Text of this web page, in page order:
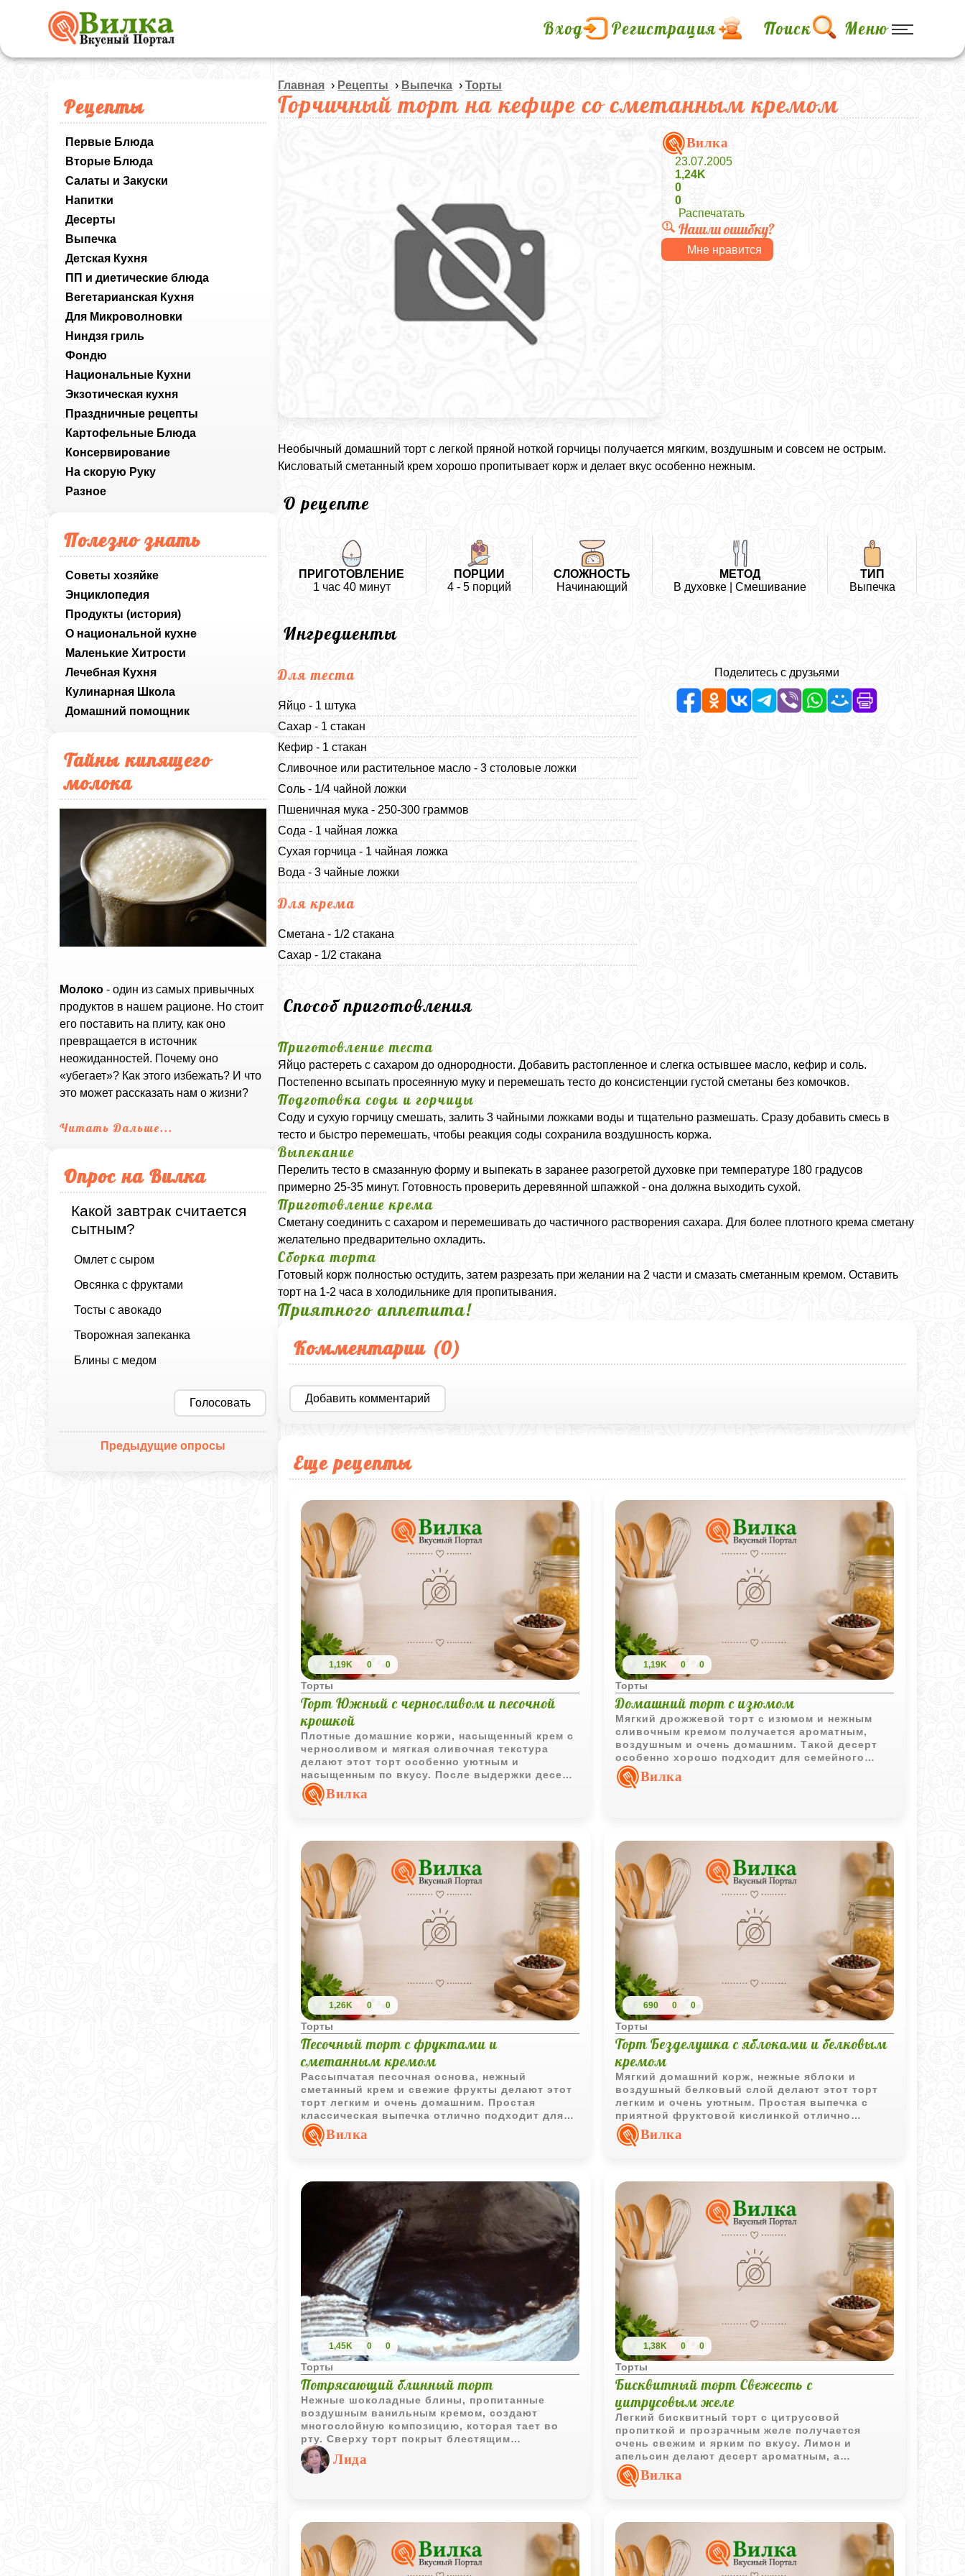
Вход Регистрация Поиск Меню
Рецепты
Первые Блюда
Вторые Блюда
Салаты и Закуски
Напитки
Десерты
Выпечка
Детская Кухня
ПП и диетические блюда
Вегетарианская Кухня
Для Микроволновки
Ниндзя гриль
Фондю
Национальные Кухни
Экзотическая кухня
Праздничные рецепты
Картофельные Блюда
Консервирование
На скорую Руку
Разное
Полезно знать
Советы хозяйке
Энциклопедия
Продукты (история)
О национальной кухне
Маленькие Хитрости
Лечебная Кухня
Кулинарная Школа
Домашний помощник
Тайны кипящего
молока
Молоко - один из самых привычных
продуктов в нашем рационе. Но стоит
его поставить на плиту, как оно
превращается в источник
неожиданностей. Почему оно
«убегает»? Как этого избежать? И что
это может рассказать нам о жизни?
Читать Дальше...
Опрос на Вилка
Какой завтрак считается
сытным?
Омлет с сыром
Овсянка с фруктами
Тосты с авокадо
Творожная запеканка
Блины с медом
Голосовать
Предыдущие опросы
Главная › Рецепты › Выпечка ›Торты
Горчичный торт на кефире со сметанным кремом
Вилка
23.07.2005
1,24K
0
0
Распечатать
Нашли ошибку?
Мне нравится
Необычный домашний торт с легкой пряной ноткой горчицы получается мягким, воздушным и совсем не острым.
Кисловатый сметанный крем хорошо пропитывает корж и делает вкус особенно нежным.
О рецепте
ПРИГОТОВЛЕНИЕ
1 час 40 минут
ПОРЦИИ
4 - 5 порций
СЛОЖНОСТЬ
Начинающий
МЕТОД
В духовке | Смешивание
ТИП
Выпечка
Ингредиенты
Для теста
Яйцо - 1 штука
Сахар - 1 стакан
Кефир - 1 стакан
Сливочное или растительное масло - 3 столовые ложки
Соль - 1/4 чайной ложки
Пшеничная мука - 250-300 граммов
Сода - 1 чайная ложка
Сухая горчица - 1 чайная ложка
Вода - 3 чайные ложки
Для крема
Сметана - 1/2 стакана
Сахар - 1/2 стакана
Поделитесь с друзьями
Способ приготовления
Приготовление теста
Яйцо растереть с сахаром до однородности. Добавить растопленное и слегка остывшее масло, кефир и соль.
Постепенно всыпать просеянную муку и перемешать тесто до консистенции густой сметаны без комочков.
Подготовка соды и горчицы
Соду и сухую горчицу смешать, залить 3 чайными ложками воды и тщательно размешать. Сразу добавить смесь в
тесто и быстро перемешать, чтобы реакция соды сохранила воздушность коржа.
Выпекание
Перелить тесто в смазанную форму и выпекать в заранее разогретой духовке при температуре 180 градусов
примерно 25-35 минут. Готовность проверить деревянной шпажкой - она должна выходить сухой.
Приготовление крема
Сметану соединить с сахаром и перемешивать до частичного растворения сахара. Для более плотного крема сметану
желательно предварительно охладить.
Сборка торта
Готовый корж полностью остудить, затем разрезать при желании на 2 части и смазать сметанным кремом. Оставить
торт на 1-2 часа в холодильнике для пропитывания.
Приятного аппетита!
Комментарии (0)
Добавить комментарий
Еще рецепты
1,19K 0 0
Торты
Торт Южный с черносливом и песочной
крошкой
Плотные домашние коржи, насыщенный крем с
черносливом и мягкая сливочная текстура
делают этот торт особенно уютным и
насыщенным по вкусу. После выдержки десерт
становится нежным, хорошо пропитывается и
приобретает характерный насыщенный аромат
Вилка
1,19K 0 0
Торты
Домашний торт с изюмом
Мягкий дрожжевой торт с изюмом и нежным
сливочным кремом получается ароматным,
воздушным и очень домашним. Такой десерт
особенно хорошо подходит для семейного
чаепития.
Вилка
1,26K 0 0
Торты
Песочный торт с фруктами и
сметанным кремом
Рассыпчатая песочная основа, нежный
сметанный крем и свежие фрукты делают этот
торт легким и очень домашним. Простая
классическая выпечка отлично подходит для
уютного чаепития и летнего десерта.
Вилка
690 0 0
Торты
Торт Безделушка с яблоками и белковым
кремом
Мягкий домашний корж, нежные яблоки и
воздушный белковый слой делают этот торт
легким и очень уютным. Простая выпечка с
приятной фруктовой кислинкой отлично
подходит для семейного чаепития.
Вилка
1,45K 0 0
Торты
Потрясающий блинный торт
Нежные шоколадные блины, пропитанные
воздушным ванильным кремом, создают
многослойную композицию, которая тает во
рту. Сверху торт покрыт блестящим
шоколадным ганашем с лёгким ароматом
коньяка, придающим десерту изысканную
глубину.
Лида
1,38K 0 0
Торты
Бисквитный торт Свежесть с
цитрусовым желе
Легкий бисквитный торт с цитрусовой
пропиткой и прозрачным желе получается
очень свежим и ярким по вкусу. Лимон и
апельсин делают десерт ароматным, а
фруктовый верх придает ему красивый
праздничный вид.
Вилка